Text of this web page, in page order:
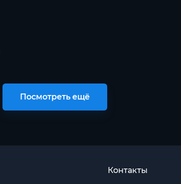
Посмотреть ещё
Контакты